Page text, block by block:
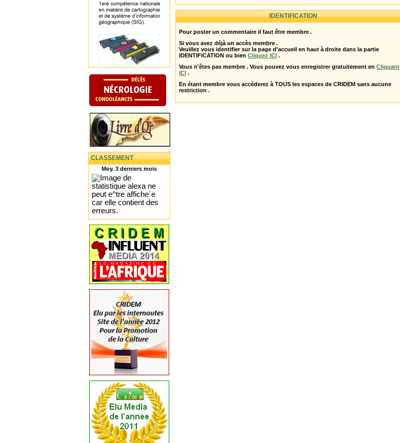
CLASSEMENT
Moy. 3 derniers mois
IDENTIFICATION
Pour poster un commentaire il faut être membre .
Si vous avez déjà un accès membre .
Veuillez vous identifier sur la page d'accueil en haut à droite dans la partie
IDENTIFICATION ou bien Cliquez ICI .
Vous n'êtes pas membre . Vous pouvez vous enregistrer gratuitement en Cliquant
ICI .
En étant membre vous accèderez à TOUS les espaces de CRIDEM sans aucune
restriction .